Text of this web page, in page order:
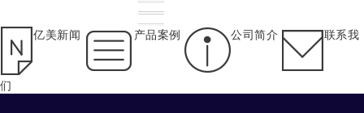
亿美新闻 产品案例 公司简介 联系我
们